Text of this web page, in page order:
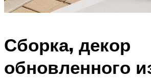
Сборка, декор
обновленного